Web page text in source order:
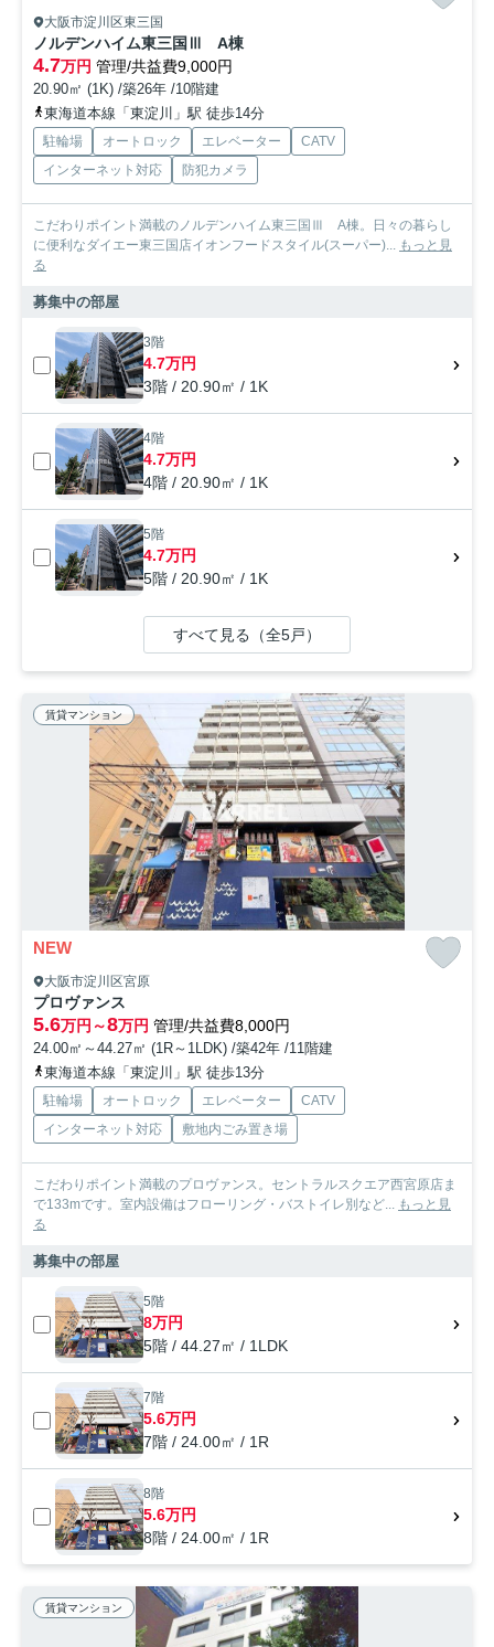
大阪市淀川区東三国
ノルデンハイム東三国Ⅲ A棟
4.7万円 管理/共益費9,000円
20.90㎡ (1K) /築26年 /10階建
東海道本線「東淀川」駅 徒歩14分
駐輪場 オートロック エレベーター
CATV
インターネット対応
防犯カメラ
こだわりポイント満載のノルデンハイム東三国Ⅲ A棟。日々の暮らし
に便利なダイエー東三国店イオンフードスタイル(スーパー)... もっと見
る
募集中の部屋
3階
4.7万円
3階 / 20.90㎡ / 1K
4階
4.7万円
4階 / 20.90㎡ / 1K
5階
4.7万円
5階 / 20.90㎡ / 1K
すべて見る（全5戸）
賃貸マンション
NEW
大阪市淀川区宮原
プロヴァンス
5.6万円～8万円 管理/共益費8,000円
24.00㎡～44.27㎡ (1R～1LDK) /築42年 /11階建
東海道本線「東淀川」駅 徒歩13分
駐輪場 オートロック エレベーター
CATV
インターネット対応
敷地内ごみ置き場
こだわりポイント満載のプロヴァンス。セントラルスクエア西宮原店ま
で133mです。室内設備はフローリング・バストイレ別など... もっと見
る
募集中の部屋
5階
8万円
5階 / 44.27㎡ / 1LDK
7階
5.6万円
7階 / 24.00㎡ / 1R
8階
5.6万円
8階 / 24.00㎡ / 1R
賃貸マンション